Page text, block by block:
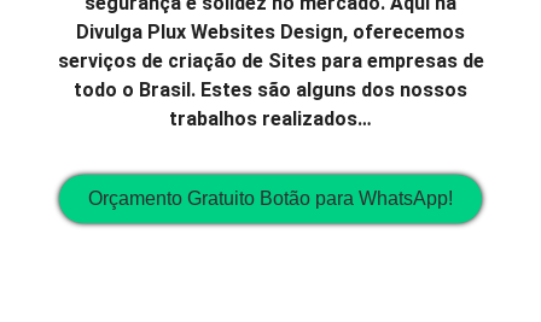
Divulga Plux Websites Design, oferecemos
serviços de criação de Sites para empresas de
todo o Brasil. Estes são alguns dos nossos
trabalhos realizados…
Orçamento Gratuito Botão para WhatsApp!